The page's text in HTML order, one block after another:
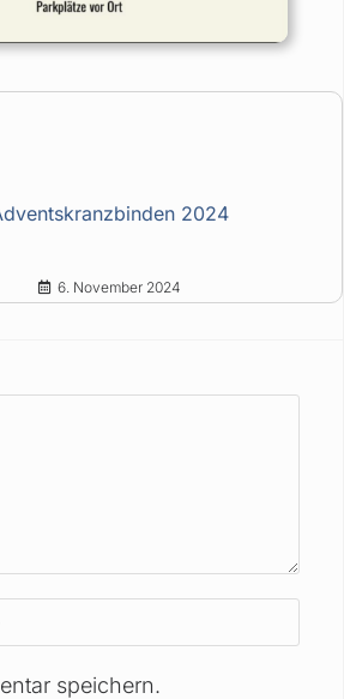
2024
6. November 2024
speichern.